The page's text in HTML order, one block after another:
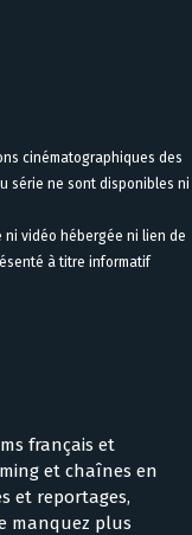
cinématographiques des
série ne sont disponibles ni
vidéo hébergée ni lien de
à titre informatif
français et
et chaînes en
et reportages,
manquez plus